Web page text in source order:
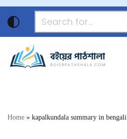
content
Home » kapalkundala summary in bengali